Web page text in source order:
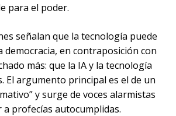
para el poder.
señalan que la tecnología puede
democracia, en contraposición con
más: que la IA y la tecnología
El argumento principal es el de un
y surge de voces alarmistas
profecías autocumplidas.